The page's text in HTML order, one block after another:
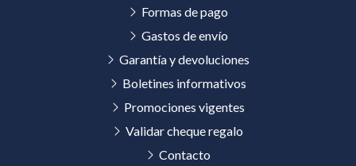
Formas de pago
Gastos de envío
Garantía y devoluciones
Boletines informativos
Promociones vigentes
Validar cheque regalo
Contacto